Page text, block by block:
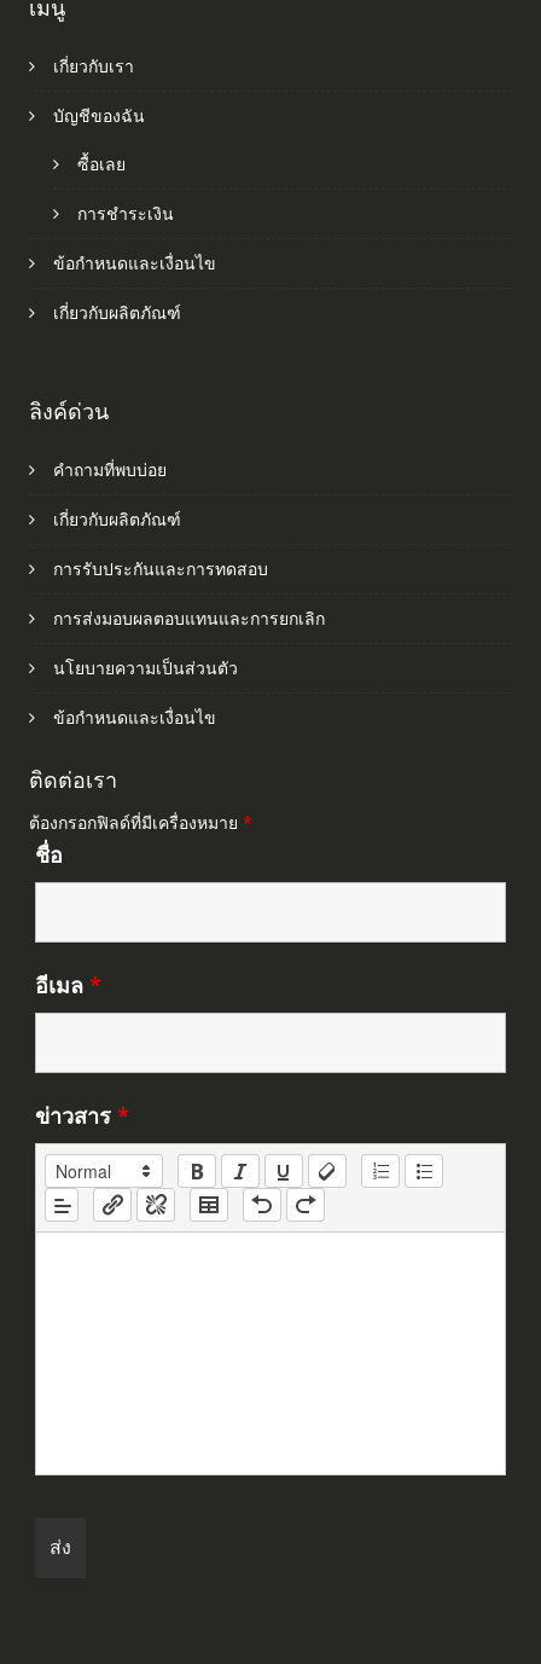
เกี่ยวกับเรา
บัญชีของฉัน
ซื้อเลย
การชำระเงิน
ข้อกำหนดและเงื่อนไข
เกี่ยวกับผลิตภัณฑ์
ลิงค์ด่วน
คำถามที่พบบ่อย
เกี่ยวกับผลิตภัณฑ์
การรับประกันและการทดสอบ
การส่งมอบผลตอบแทนและการยกเลิก
นโยบายความเป็นส่วนตัว
ข้อกำหนดและเงื่อนไข
ติดต่อเรา
ต้องกรอกฟิลด์ที่มีเครื่องหมาย *
ชื่อ
อีเมล *
ข่าวสาร *